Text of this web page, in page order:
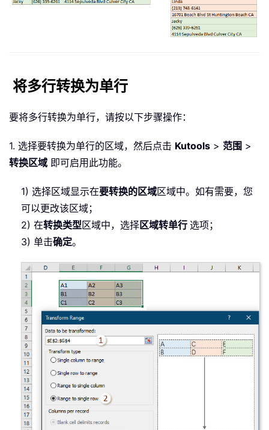
将多行转换为单行
要将多行转换为单行，请按以下步骤操作：
1. 选择要转换为单行的区域，然后点击 Kutools > 范围 >
转换区域 即可启用此功能。
1) 选择区域显示在要转换的区域区域中。如有需要，您
可以更改该区域；
2) 在转换类型区域中，选择区域转单行 选项；
3) 单击确定。